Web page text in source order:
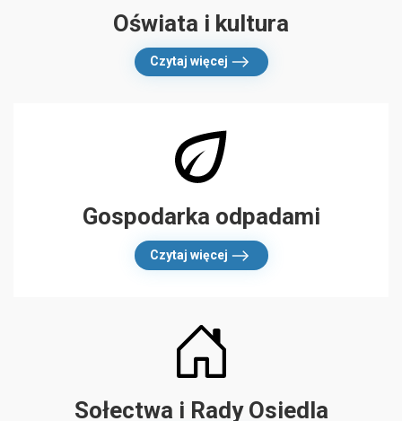
Oświata i kultura
Czytaj więcej
Gospodarka odpadami
Czytaj więcej
Sołectwa i Rady Osiedla